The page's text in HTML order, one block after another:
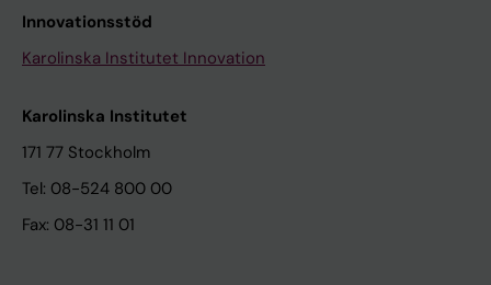
Innovationsstöd
Karolinska Institutet Innovation
Karolinska Institutet
171 77 Stockholm
Tel: 08-524 800 00
Fax: 08-31 11 01